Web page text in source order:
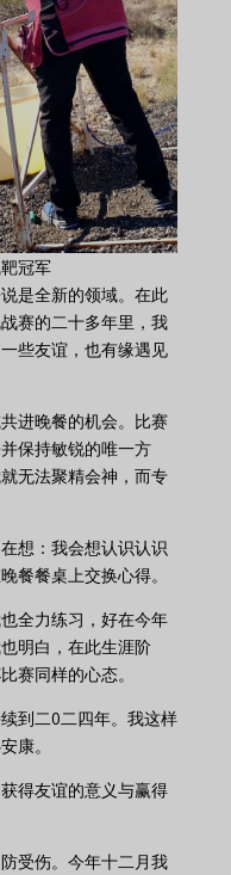
冠军
是全新的领域。在此
赛的二十多年里，我
些友谊，也有缘遇见
进晚餐的机会。比赛
保持敏锐的唯一方
无法聚精会神，而专
想：我会想认识认识
餐餐桌上交换心得。
全力练习，好在今年
明白，在此生涯阶
赛同样的心态。
到二0二四年。我这样
康。
得友谊的意义与赢得
受伤。今年十二月我